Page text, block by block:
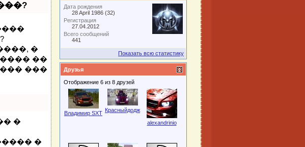
�
��
���
�
�
Дата рождения
28 April 1986 (32)
Регистрация
27.04.2012
Всего сообщений
441
Показать всю статистику
Друзья
Отображение 6 из 8 друзей
Владимир SXT Красныйдодж
alexandrinio